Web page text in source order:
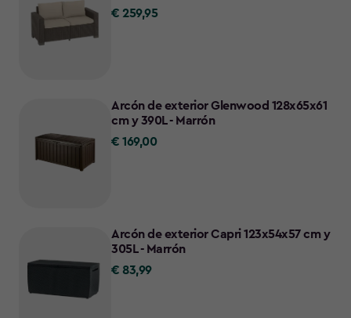
€
€ 259,95
Arcón de exterior Glenwood 128x65x61
cm y 390L - Marrón
€
€ 169,00
Arcón de exterior Capri 123x54x57 cm y
305L - Marrón
€
€ 83,99